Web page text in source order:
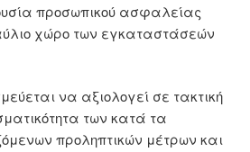
προσωπικού ασφαλείας
χώρο των εγκαταστάσεών
να αξιολογεί σε τακτική
των κατά τα
προληπτικών μέτρων και